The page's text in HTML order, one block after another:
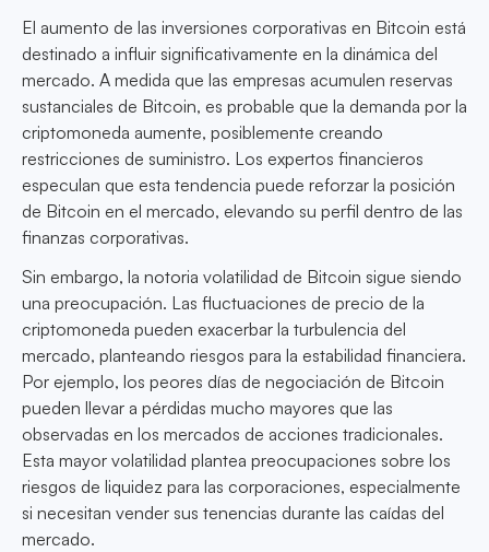
El aumento de las inversiones corporativas en Bitcoin está
destinado a influir significativamente en la dinámica del
mercado. A medida que las empresas acumulen reservas
sustanciales de Bitcoin, es probable que la demanda por la
criptomoneda aumente, posiblemente creando
restricciones de suministro. Los expertos financieros
especulan que esta tendencia puede reforzar la posición
de Bitcoin en el mercado, elevando su perfil dentro de las
finanzas corporativas.
Sin embargo, la notoria volatilidad de Bitcoin sigue siendo
una preocupación. Las fluctuaciones de precio de la
criptomoneda pueden exacerbar la turbulencia del
mercado, planteando riesgos para la estabilidad financiera.
Por ejemplo, los peores días de negociación de Bitcoin
pueden llevar a pérdidas mucho mayores que las
observadas en los mercados de acciones tradicionales.
Esta mayor volatilidad plantea preocupaciones sobre los
riesgos de liquidez para las corporaciones, especialmente
si necesitan vender sus tenencias durante las caídas del
mercado.